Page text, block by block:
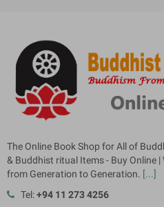
The Online Book Shop for All of
& Buddhist ritual Items - Buy Online
from Generation to Generation. [...]
Tel:+94 11 273 4256